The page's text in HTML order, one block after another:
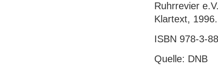
Ruhrrevier
Klartext,
ISBN 978-3-
Quelle: DNB